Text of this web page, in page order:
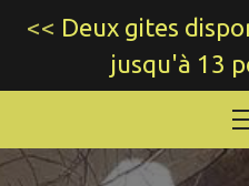
<< Deux gites
jusqu'à 13